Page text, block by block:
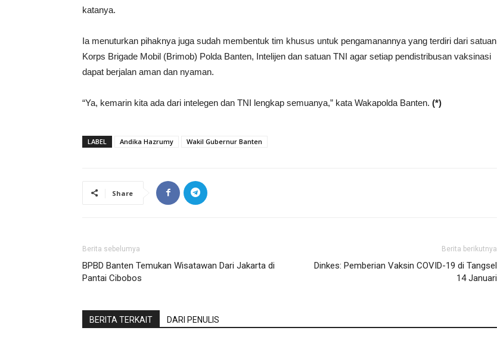
katanya.
Ia menuturkan pihaknya juga sudah membentuk tim khusus untuk pengamanannya yang terdiri dari satuan
Korps Brigade Mobil (Brimob) Polda Banten, Intelijen dan satuan TNI agar setiap pendistribusan vaksinasi
dapat berjalan aman dan nyaman.
“Ya, kemarin kita ada dari intelegen dan TNI lengkap semuanya,” kata Wakapolda Banten. (*)
LABEL Andika Hazrumy Wakil Gubernur Banten
Share
Berita sebelumya
BPBD Banten Temukan Wisatawan Dari Jakarta di
Pantai Cibobos
Berita berikutnya
Dinkes: Pemberian Vaksin COVID-19 di Tangsel
14 Januari
BERITA TERKAIT DARI PENULIS